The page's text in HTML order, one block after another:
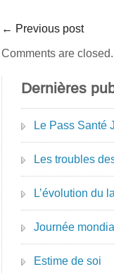
← Previous post
Comments are closed.
Dernières
Le Pass Santé
Les troubles
L’évolution du
Journée
Estime de soi